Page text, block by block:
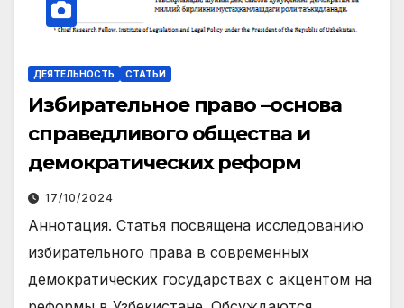
ДЕЯТЕЛЬНОСТЬ СТАТЬИ
Избирательное право –основа
справедливого общества и
демократических реформ
17/10/2024
Аннотация. Статья посвящена исследованию
избирательного права в современных
демократических государствах с акцентом на